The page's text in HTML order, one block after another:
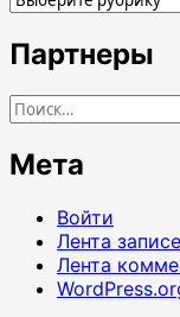
Партнеры
Найти:
Мета
Войти
Лента
Лента